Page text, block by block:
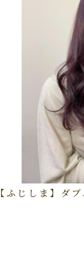
【ふじしま】ダ